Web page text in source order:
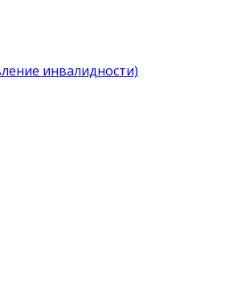
инвалидности)